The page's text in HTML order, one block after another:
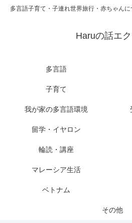
多言語子育て・子連れ世界旅行・赤ちゃん
Haruの話エ
多言語
子育て
我が家の多言語環境
留学・イヤロン
輪読・講座
マレーシア生活
ベトナム
その他